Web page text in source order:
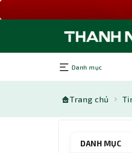
Danh mục
Trang chủ
DANH MỤC